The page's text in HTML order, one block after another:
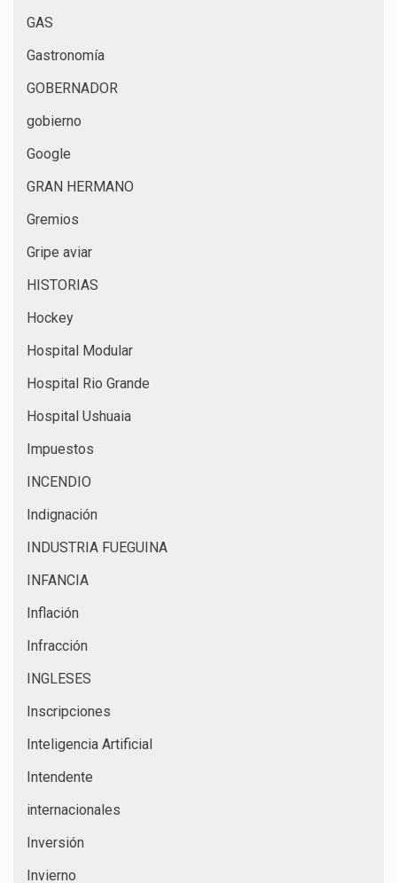
GAS
Gastronomía
GOBERNADOR
gobierno
Google
GRAN HERMANO
Gremios
Gripe aviar
HISTORIAS
Hockey
Hospital Modular
Hospital Rio Grande
Hospital Ushuaia
Impuestos
INCENDIO
Indignación
INDUSTRIA FUEGUINA
INFANCIA
Inflación
Infracción
INGLESES
Inscripciones
Inteligencia Artificial
Intendente
internacionales
Inversión
Invierno